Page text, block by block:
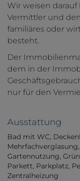
Wir weisen
Vermittler und
familiäres oder
besteht.
Der
dem in der
nur für den
Ausstattung
Bad mit WC
Mehrfachverglasung
Gartennutzung
Parkett Parkplatz
Zentralheizung